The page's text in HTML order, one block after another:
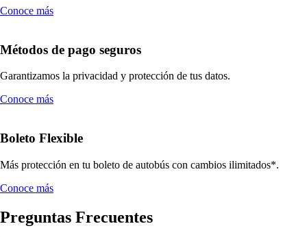
Conoce más
Métodos de pago seguros
Garantizamos la privacidad y protección de tus datos.
Conoce más
Boleto Flexible
Más protección en tu boleto de autobús con cambios ilimitados*.
Conoce más
Preguntas Frecuentes